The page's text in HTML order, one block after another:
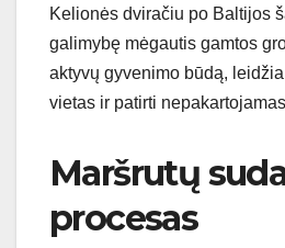
Kelionės dviračiu po Baltijos
galimybę mėgautis gamtos
aktyvų gyvenimo būdą,
vietas ir patirti
Maršrutų
procesas